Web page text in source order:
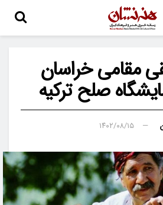
مقامی خراسان
صلح ترکیه
۱۴۰۲/۰۸/۱۵